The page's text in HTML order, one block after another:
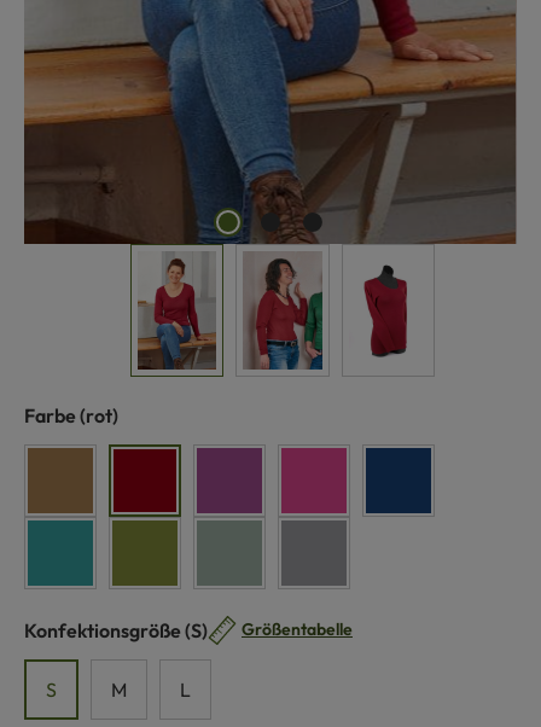
Farbe auswählen
(rot)
Konfektionsgröße auswählen
(S) Größentabelle
S M L